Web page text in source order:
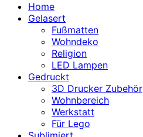
Home
Gelasert
Fußmatten
Wohndeko
Religion
LED Lampen
Gedruckt
3D Drucker Zubehör
Wohnbereich
Werkstatt
Für Lego